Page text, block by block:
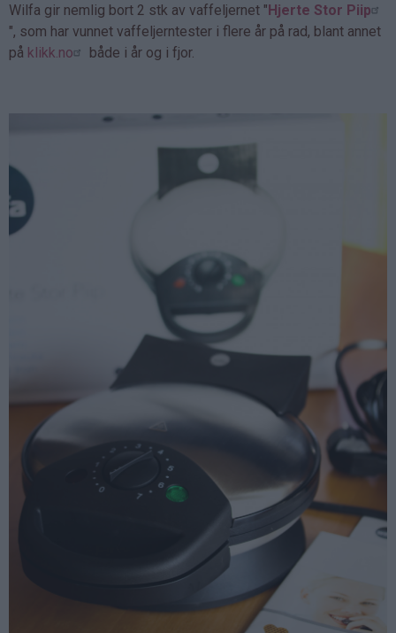
Wilfa gir nemlig bort 2 stk av vaffeljernet "Hjerte Stor Piip
", som har vunnet vaffeljerntester i flere år på rad, blant annet
på klikk.no både i år og i fjor.